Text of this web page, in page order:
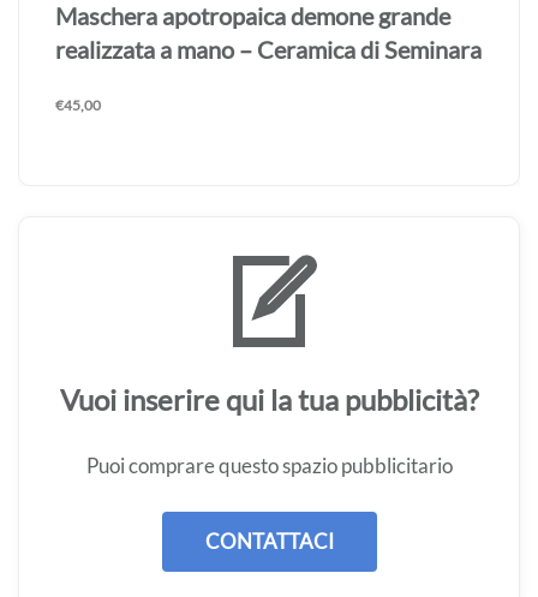
Maschera apotropaica demone grande
realizzata a mano – Ceramica di Seminara
€45,00
Vuoi inserire qui la tua pubblicità?
Puoi comprare questo spazio pubblicitario
CONTATTACI